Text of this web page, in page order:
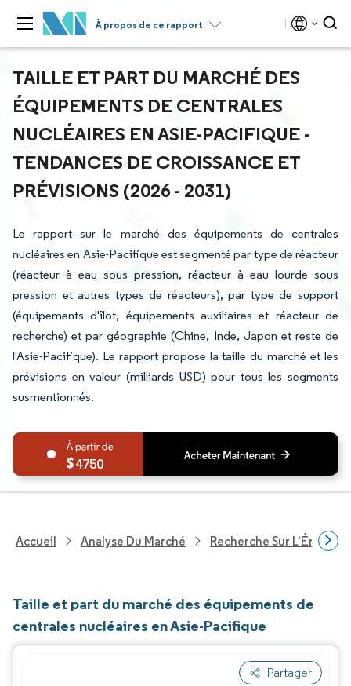
À propos de ce rapport
TAILLE ET PART DU MARCHÉ DES
ÉQUIPEMENTS DE CENTRALES
NUCLÉAIRES EN ASIE-PACIFIQUE -
TENDANCES DE CROISSANCE ET
PRÉVISIONS (2026 - 2031)
Le rapport sur le marché des équipements de centrales
nucléaires en Asie-Pacifique est segmenté par type de réacteur
(réacteur à eau sous pression, réacteur à eau lourde sous
pression et autres types de réacteurs), par type de support
(équipements d'îlot, équipements auxiliaires et réacteur de
recherche) et par géographie (Chine, Inde, Japon et reste de
l'Asie-Pacifique). Le rapport propose la taille du marché et les
prévisions en valeur (milliards USD) pour tous les segments
susmentionnés.
4750
Accueil Analyse Du Marché Recherche Sur
Taille et part du marché des équipements de
centrales nucléaires en Asie-Pacifique
Partager